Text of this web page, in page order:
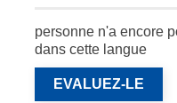
personne n'a encore
dans cette langue
EVALUEZ-LE